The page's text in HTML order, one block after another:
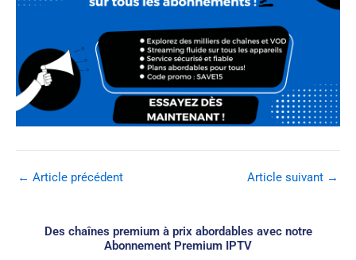
← Article précédent Article suivant →
Des chaînes premium à prix abordables avec notre
Abonnement Premium IPTV